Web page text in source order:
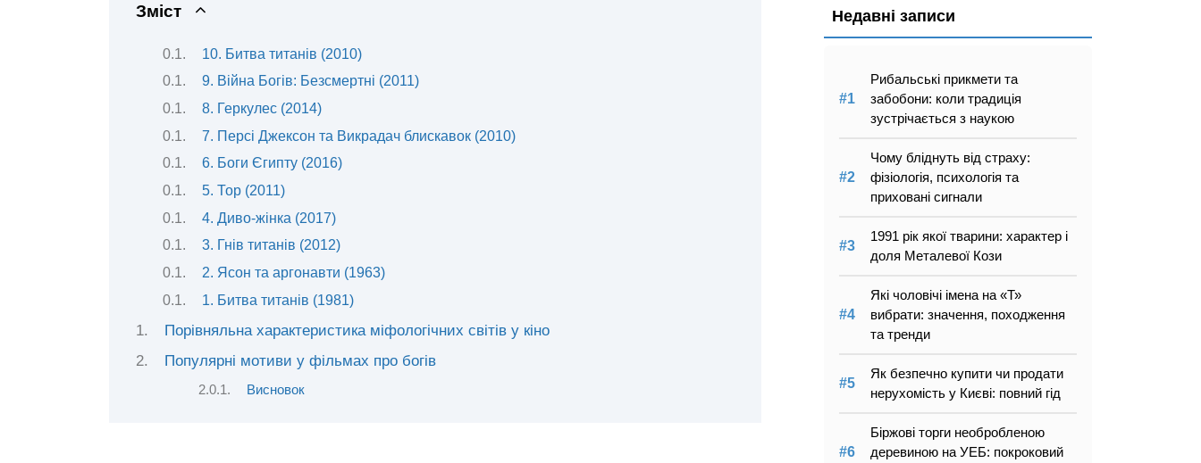
Зміст
10. Битва титанів (2010)
9. Війна Богів: Безсмертні (2011)
8. Геркулес (2014)
7. Персі Джексон та Викрадач блискавок (2010)
6. Боги Єгипту (2016)
5. Тор (2011)
4. Диво-жінка (2017)
3. Гнів титанів (2012)
2. Ясон та аргонавти (1963)
1. Битва титанів (1981)
Порівняльна характеристика міфологічних світів у кіно
Популярні мотиви у фільмах про богів
Висновок
Недавні записи
Рибальські прикмети та
забобони: коли традиція
зустрічається з наукою
Чому бліднуть від страху:
фізіологія, психологія та
приховані сигнали
1991 рік якої тварини: характер і
доля Металевої Кози
Які чоловічі імена на «Т»
вибрати: значення, походження
та тренди
Як безпечно купити чи продати
нерухомість у Києві: повний гід
Біржові торги необробленою
деревиною на УЕБ: покроковий